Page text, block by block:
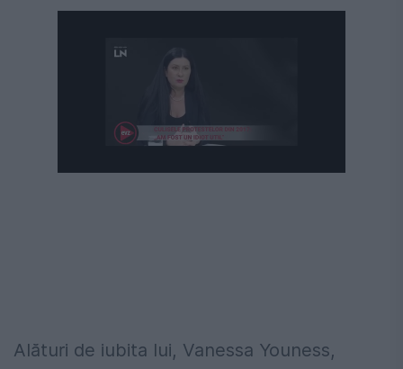
Alături de iubita lui, Vanessa Youness,